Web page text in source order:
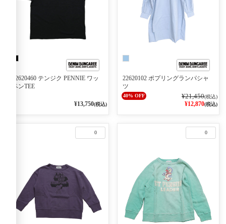
22620460 テンジク PENNIE ワッ
ペンTEE
¥13,750(税込)
40% OFF
22620102 ポプリングランパシャ
ツ
¥21,450(税込)
¥12,870(税込)
0 0